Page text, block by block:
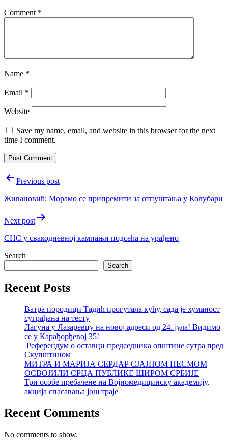
Comment *
Name *
Email *
Website
Save my name, email, and website in this browser for the next
time I comment.
PostPrevious post
Живановић: Морамо се припремити за отпуштања у Колубари
Next post
СНС у свакодневној кампањи подсећа на урађено
Search
Search
Recent Posts
Ватра породици Тадић прогутала кућу, сада је хуманост
суграђана на тесту
Лагуна у Лазаревцу на новој адреси од 24. јула! Видимо
се у Карађорђевој 35!
Референдум о оставци председника општине сутра пред
Скупштином
МИТРА И МАРИЈА СЕРДАР СЈАЈНОМ ПЕСМОМ
ОСВОЈИЛИ СРЦА ПУБЛИКЕ ШИРОМ СРБИЈЕ
Три особе пребачене на Војномедицинску академију,
акција спасавања још траје
Recent Comments
No comments to show.